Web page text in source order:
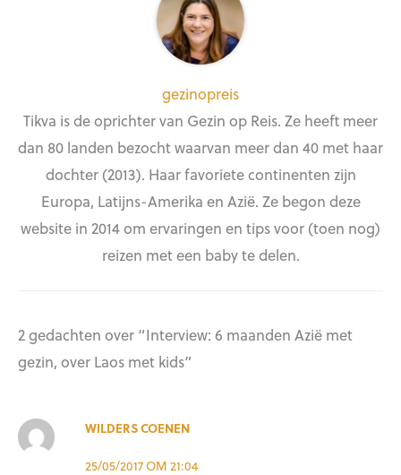
gezinopreis
Tikva is de oprichter van Gezin op Reis. Ze heeft meer
dan 80 landen bezocht waarvan meer dan 40 met haar
dochter (2013). Haar favoriete continenten zijn
Europa, Latijns-Amerika en Azië. Ze begon deze
website in 2014 om ervaringen en tips voor (toen nog)
reizen met een baby te delen.
2 gedachten over “Interview: 6 maanden Azië met
gezin, over Laos met kids”
WILDERS COENEN
25/05/2017 OM 21:04